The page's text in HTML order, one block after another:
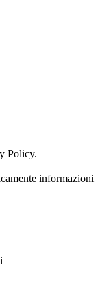
Policy.
informazioni